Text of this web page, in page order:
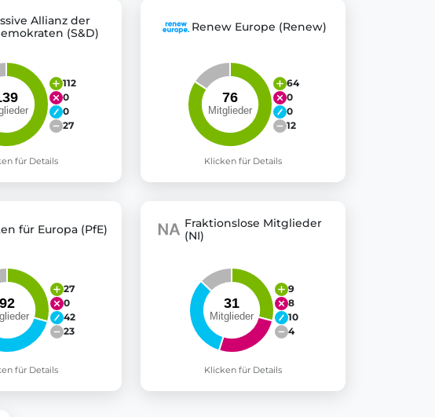
Allianz der
(S&D)
112
0
0
27
für Details
Renew Europe (Renew)
64
0
0
12
Klicken für Details
für Europa (PfE)
27
0
42
23
für Details
Fraktionslose Mitglieder
(NI)
9
8
10
4
Klicken für Details